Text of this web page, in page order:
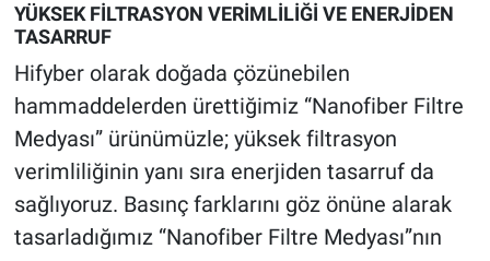
YÜKSEK FİLTRASYON VERİMLİLİĞİ VE ENERJİDEN
TASARRUF
Hifyber olarak doğada çözünebilen
hammaddelerden ürettiğimiz “Nanofiber Filtre
Medyası” ürünümüzle; yüksek filtrasyon
verimliliğinin yanı sıra enerjiden tasarruf da
sağlıyoruz. Basınç farklarını göz önüne alarak
tasarladığımız “Nanofiber Filtre Medyası”nın